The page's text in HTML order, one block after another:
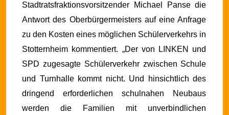
Stadtratsfraktionsvorsitzender Michael Panse die
Antwort des Oberbürgermeisters auf eine Anfrage
zu den Kosten eines möglichen Schülerverkehrs in
Stotternheim kommentiert. „Der von LINKEN und
SPD zugesagte Schülerverkehr zwischen Schule
und Turnhalle kommt nicht. Und hinsichtlich des
dringend erforderlichen schulnahen Neubaus
werden die Familien mit unverbindlichen